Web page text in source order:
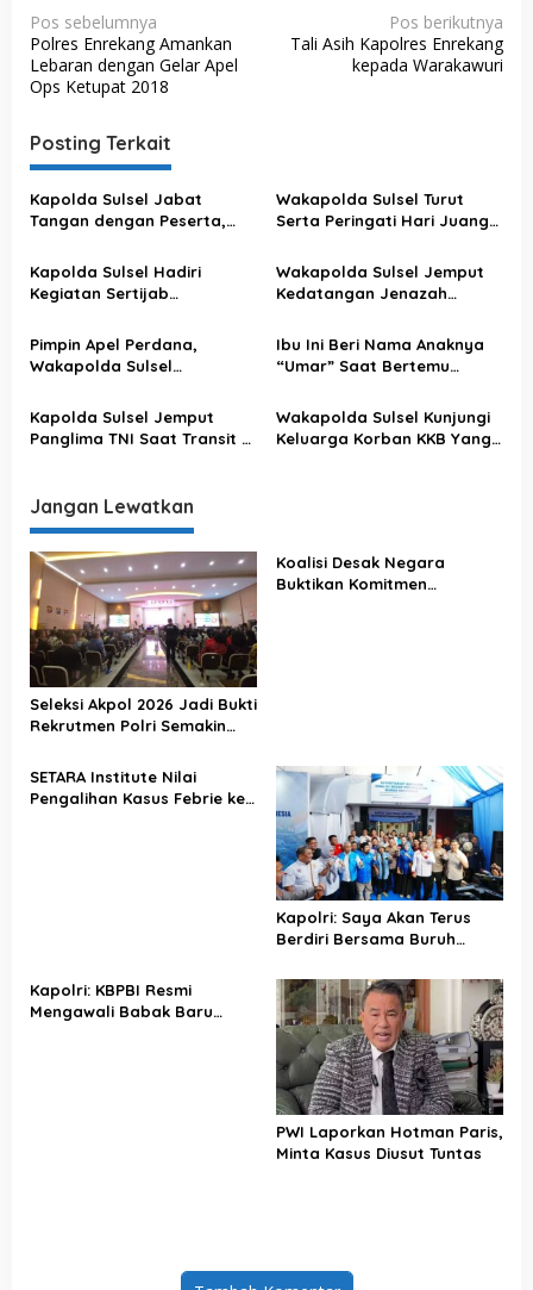
N
a
v
g
a
s
p
s
Pos sebelumnya
Polres Enrekang Amankan
Lebaran dengan Gelar Apel
Ops Ketupat 2018
Pos berikutnya
Tali Asih Kapolres Enrekang
kepada Warakawuri
Posting Terkait
Kapolda Sulsel Jabat
Tangan dengan Peserta,
Wakapolda Sulsel Turut
Serta Peringati Hari Juang
Kapolda Sulsel Hadiri
Kegiatan Sertijab
AU Sultan Hasanuddin
Wakapolda Sulsel Jemput
Kedatangan Jenazah
Sultan Hasanuddin
Pimpin Apel Perdana,
Wakapolda Sulsel
Ibu Ini Beri Nama Anaknya
“Umar” Saat Bertemu
Kapolda Sulsel Jemput
Panglima TNI Saat Transit Di
Wakapolda Sulsel Kunjungi
Keluarga Korban KKB Yang
Jangan Lewatkan
Seleksi Akpol 2026 Jadi Bukti
Rekrutmen Polri Semakin
Koalisi Desak Negara
Buktikan Komitmen
SETARA Institute Nilai
Pengalihan Kasus Febrie ke
Kapolri: Saya Akan Terus
Berdiri Bersama Buruh
Kapolri: KBPBI Resmi
Mengawali Babak Baru
PWI Laporkan Hotman Paris,
Minta Kasus Diusut Tuntas